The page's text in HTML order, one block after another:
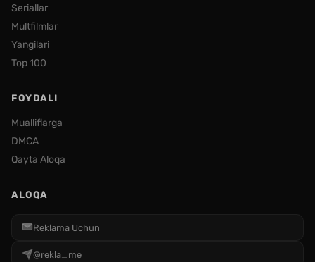
Seriallar
Multfilmlar
Yangilari
Top 100
FOYDALI
Mualliflarga
DMCA
Qayta Aloqa
ALOQA
Reklama Uchun
@rekla_me